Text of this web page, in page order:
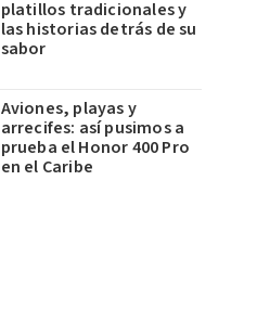
platillos tradicionales y
las historias detrás de su
sabor
Aviones, playas y
arrecifes: así pusimos a
prueba el Honor 400 Pro
en el Caribe